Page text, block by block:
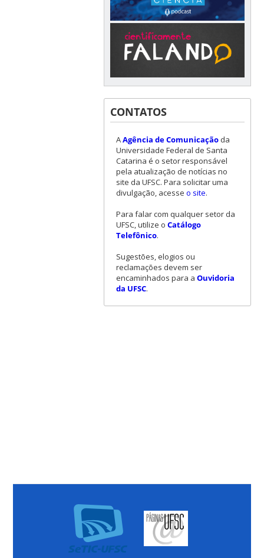
CONTATOS
AAgência de Comunicaçãoda
Universidade Federal de Santa
Catarina é o setor responsável
pela atualização de notícias no
site da UFSC. Para solicitar uma
divulgação, acesse o site.
Para falar com qualquer setor da
UFSC, utilize o Catálogo
Telefônico.
Sugestões, elogios ou
reclamações devem ser
encaminhados para a Ouvidoria
da UFSC.